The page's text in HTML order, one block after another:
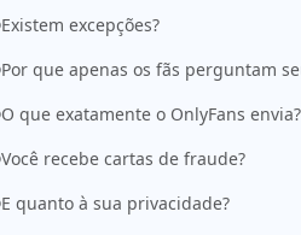
Existem excepções?
Por que apenas os fãs perguntam
O que exatamente o OnlyFans envia?
Você recebe cartas de fraude?
E quanto à sua privacidade?